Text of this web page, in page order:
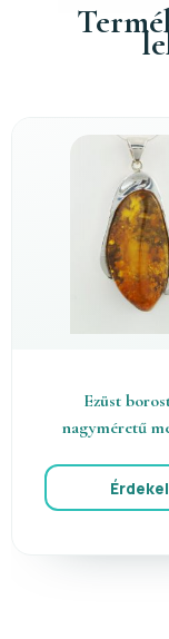
Ezüst
nagyméretű
Érdekel